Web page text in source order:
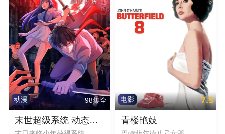
动漫 98集全
末世超级系统 动态漫画
电影 7.5
青楼艳妓